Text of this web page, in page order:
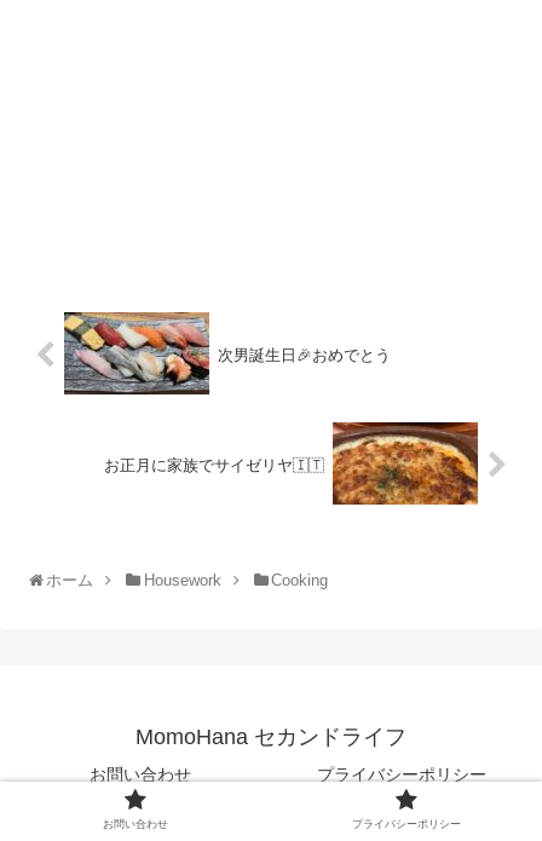
次男誕生日🎉おめでとう
お正月に家族でサイゼリヤ🇮🇹
ホーム Housework Cooking
MomoHana セカンドライフ
お問い合わせ プライバシーポリシー
© 2020 MomoHana セカンドライフ.
お問い合わせ プライバシーポリシー